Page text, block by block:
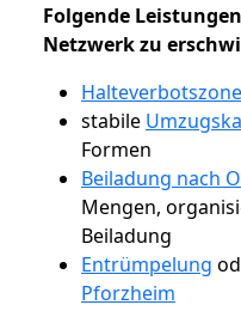
Folgende
Netzwerk zu
stabile
Formen
Beiladung nach
Mengen,
Beiladung
Entrümpelung
Pforzheim